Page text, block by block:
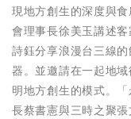
現地方創生的深度與
會理事長徐美玉講述
詩鈺分享浪漫台三線
器。並邀請在一起地
明地方創生的模式。
長蔡書憲與三時之聚